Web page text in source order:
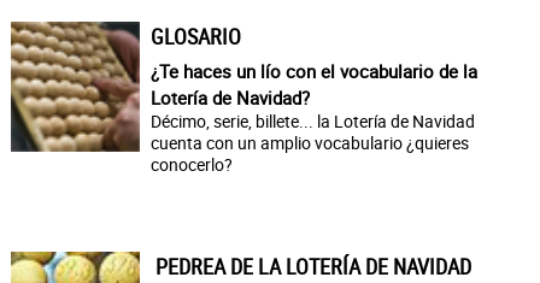
GLOSARIO
¿Te haces un lío con el vocabulario de la
Lotería de Navidad?
Décimo, serie, billete... la Lotería de Navidad
cuenta con un amplio vocabulario ¿quieres
conocerlo?
PEDREA DE LA LOTERÍA DE NAVIDAD